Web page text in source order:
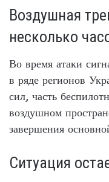
Воздушная
несколько
Во время атаки
в ряде регионов
сил, часть
воздушном
завершения
Ситуация